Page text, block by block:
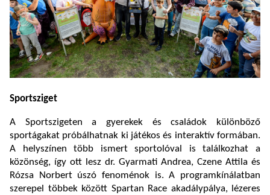
Sportsziget
A Sportszigeten a gyerekek és családok különböző
sportágakat próbálhatnak ki játékos és interaktív formában.
A helyszínen több ismert sportolóval is találkozhat a
közönség, így ott lesz dr. Gyarmati Andrea, Czene Attila és
Rózsa Norbert úszó fenoménok is. A programkínálatban
szerepel többek között Spartan Race akadálypálya, lézeres